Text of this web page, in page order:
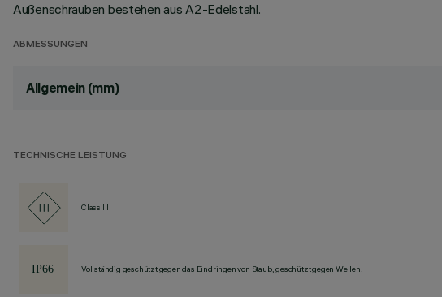
Außenschrauben bestehen aus A2-Edelstahl.
ABMESSUNGEN
Allgemein (mm)
TECHNISCHE LEISTUNG
Class III
Vollständig geschützt gegen das Eindringen von Staub, geschützt gegen Wellen.